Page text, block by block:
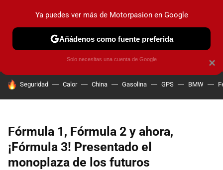
PRUEBAS COCHES ELÉCTRICOS OBSERVATORIO
HOY SE HABLA DE
Seguridad Calor China Gasolina GPS BMW
Fórmula 1, Fórmula 2 y ahora,
¡Fórmula 3! Presentado el
monoplaza de los futuros
×
Ya puedes ver más de Motorpasion en Google
Añádenos como fuente preferida
Solo necesitas una cuenta de Google